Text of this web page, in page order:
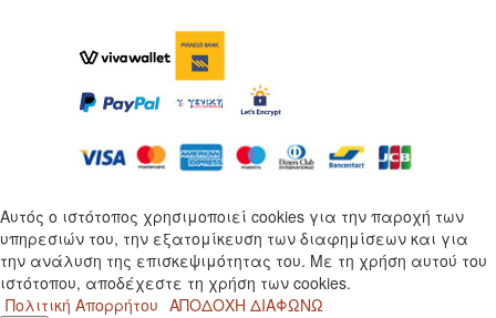
Αυτός ο ιστότοπος χρησιμοποιεί cookies για την παροχή των
υπηρεσιών του, την εξατομίκευση των διαφημίσεων και για
την ανάλυση της επισκεψιμότητας του. Με τη χρήση αυτού του
ιστότοπου, αποδέχεστε τη χρήση των cookies.
Πολιτική Απορρήτου ΑΠΟΔΟΧΗ ΔΙΑΦΩΝΩ